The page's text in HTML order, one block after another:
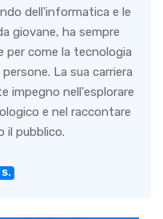
dell'informatica e le
giovane, ha sempre
per come la tecnologia
La sua carriera
impegno nell'esplorare
e nel raccontare
il pubblico.